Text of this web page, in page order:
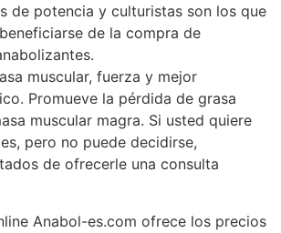
de potencia y culturistas son los que
de la compra de
muscular, fuerza y mejor
Promueve la pérdida de grasa
muscular magra. Si usted quiere
pero no puede decidirse,
de ofrecerle una consulta
Anabol-es.com ofrece los precios